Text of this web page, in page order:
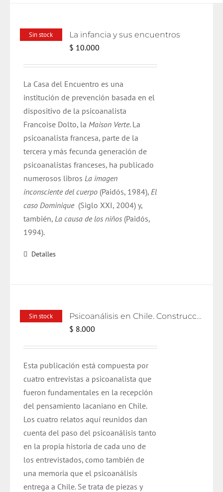
Sin stock La infancia y sus encuentros
$ 10.000
La Casa del Encuentro es una
institución de prevención basada en el
dispositivo de la psicoanalista
Francoise Dolto, laMaison Verte. La
psicoanalista francesa, parte de la
tercera y más fecunda generación de
psicoanalistas franceses, ha publicado
numerosos librosLa imagen
inconsciente del cuerpo (Paidós, 1984),El
caso Dominique(Siglo XXI, 2004) y,
también,La causa de los niños (Paidós,
1994).
Detalles
Sin stock Psicoanálisis en Chile. Construcciones y relatos
$ 8.000
Esta publicación está compuesta por
cuatro entrevistas a psicoanalista que
fueron fundamentales en la recepción
del pensamiento lacaniano en Chile.
Los cuatro relatos aquí reunidos dan
cuenta del paso del psicoanálisis tanto
en la propia historia de cada uno de
los entrevistados, como también de
una memoria que el psicoanálisis
entrega a Chile. Se trata de piezas y